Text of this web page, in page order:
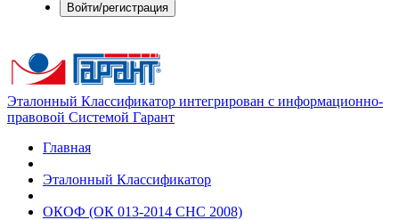
Войти/регистрация
Эталонный Классификатор интегрирован с информационно-
правовой Системой Гарант
Главная
Эталонный Классификатор
ОКОФ (ОК 013-2014 СНС 2008)